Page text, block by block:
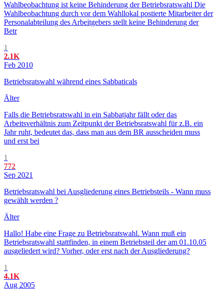
Wahlbeobachtung ist keine Behinderung der Betriebsratswahl Die
Wahlbeobachtung durch vor dem Wahllokal postierte Mitarbeiter der
Personalabteilung des Arbeitgebers stellt keine Behinderung der
Betr
1
2.1K
Feb 2010
Betriebsratswahl während eines Sabbaticals
Älter
Falls die Betriebsratswahl in ein Sabbatjahr fällt oder das
Arbeitsverhältnis zum Zeitpunkt der Betriebsratswahl für z.B. ein
Jahr ruht, bedeutet das, dass man aus dem BR ausscheiden muss
und erst bei
1
772
Sep 2021
Betriebsratswahl bei Ausgliederung eines Betriebsteils - Wann muss
gewählt werden ?
Älter
Hallo! Habe eine Frage zu Betriebsratswahl. Wann muß ein
Betriebsratswahl stattfinden, in einem Betriebsteil der am 01.10.05
ausgeliedert wird? Vorher, oder erst nach der Ausgliederung?
1
4.1K
Aug 2005